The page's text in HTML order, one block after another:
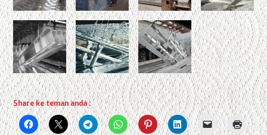
Share ke teman anda :